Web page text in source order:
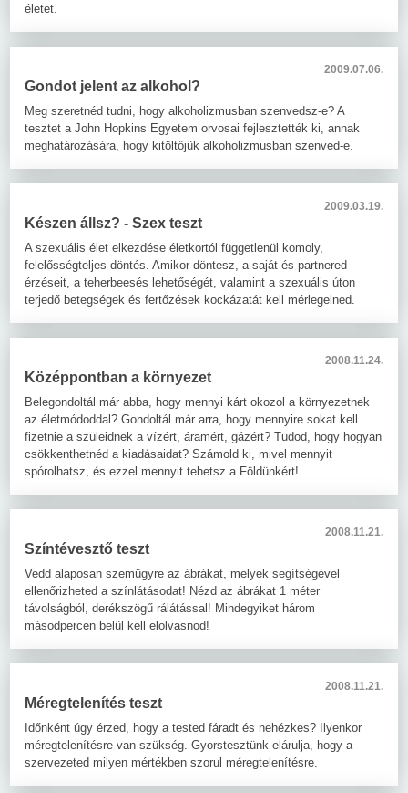
életet.
2009.07.06.
Gondot jelent az alkohol?
Meg szeretnéd tudni, hogy alkoholizmusban szenvedsz-e? A
tesztet a John Hopkins Egyetem orvosai fejlesztették ki, annak
meghatározására, hogy kitöltőjük alkoholizmusban szenved-e.
2009.03.19.
Készen állsz? - Szex teszt
A szexuális élet elkezdése életkortól függetlenül komoly,
felelősségteljes döntés. Amikor döntesz, a saját és partnered
érzéseit, a teherbeesés lehetőségét, valamint a szexuális úton
terjedő betegségek és fertőzések kockázatát kell mérlegelned.
2008.11.24.
Középpontban a környezet
Belegondoltál már abba, hogy mennyi kárt okozol a környezetnek
az életmódoddal? Gondoltál már arra, hogy mennyire sokat kell
fizetnie a szüleidnek a vízért, áramért, gázért? Tudod, hogy hogyan
csökkenthetnéd a kiadásaidat? Számold ki, mivel mennyit
spórolhatsz, és ezzel mennyit tehetsz a Földünkért!
2008.11.21.
Színtévesztő teszt
Vedd alaposan szemügyre az ábrákat, melyek segítségével
ellenőrizheted a színlátásodat! Nézd az ábrákat 1 méter
távolságból, derékszögű rálátással! Mindegyiket három
másodpercen belül kell elolvasnod!
2008.11.21.
Méregtelenítés teszt
Időnként úgy érzed, hogy a tested fáradt és nehézkes? Ilyenkor
méregtelenítésre van szükség. Gyorstesztünk elárulja, hogy a
szervezeted milyen mértékben szorul méregtelenítésre.